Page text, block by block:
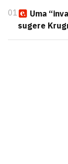
01
Uma
sugere